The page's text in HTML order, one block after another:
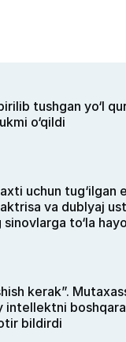
tushgan yo‘l
o‘qildi
uchun tug‘ilgan
va dublyaj
to‘la
kerak”.
intellektni
bildirdi